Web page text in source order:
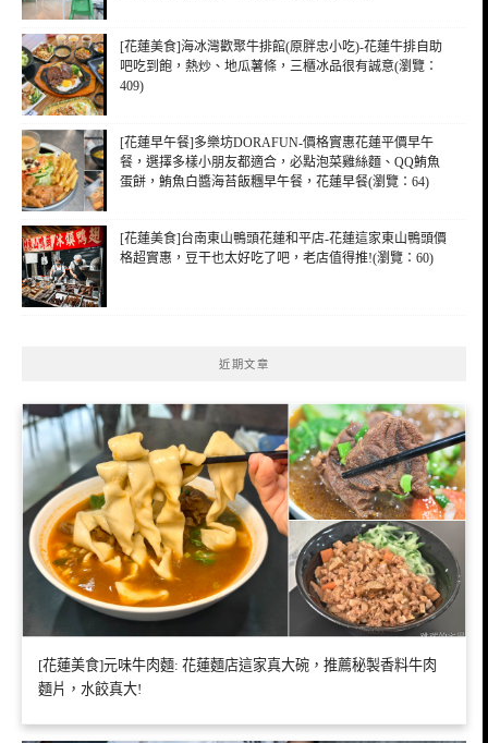
[花蓮美食]海冰灣歡聚牛排館(原胖忠小吃)-花蓮牛排自助
吧吃到飽，熱炒、地瓜薯條，三櫃冰品很有誠意(瀏覽：
409)
[花蓮早午餐]多樂坊DORAFUN-價格實惠花蓮平價早午
餐，選擇多樣小朋友都適合，必點泡菜雞絲麵、QQ鮪魚
蛋餅，鮪魚白醬海苔飯糰早午餐，花蓮早餐(瀏覽：64)
[花蓮美食]台南東山鴨頭花蓮和平店-花蓮這家東山鴨頭價
格超實惠，豆干也太好吃了吧，老店值得推!(瀏覽：60)
近期文章
[花蓮美食]元味牛肉麵: 花蓮麵店這家真大碗，推薦秘製香料牛肉
麵片，水餃真大!